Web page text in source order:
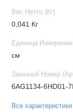
Вес Нетто (Кг)
0,041 Кг
Единица Измерения
см
Заказной Номер
6AG1134-6HD01-
Все характеристики